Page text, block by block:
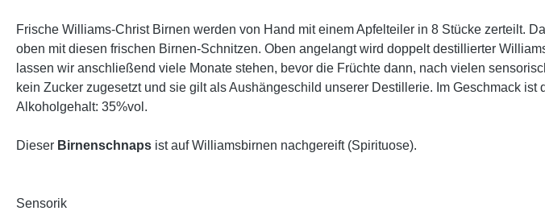
Frische Williams-Christ Birnen werden von Hand mit einem Apfelteiler in 8 Stücke zerteilt.
oben mit diesen frischen Birnen-Schnitzen. Oben angelangt wird doppelt destillierter
lassen wir anschließend viele Monate stehen, bevor die Früchte dann, nach vielen
kein Zucker zugesetzt und sie gilt als Aushängeschild unserer Destillerie. Im Geschmack
Alkoholgehalt: 35%vol.
Dieser Birnenschnaps ist auf Williamsbirnen nachgereift (Spirituose).
Sensorik